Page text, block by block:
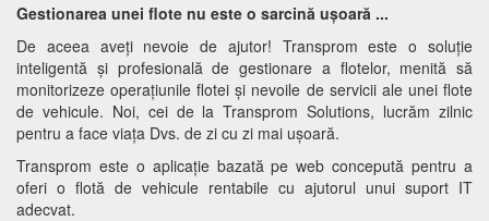
Gestionarea unei flote nu este o sarcină ușoară ...
De aceea aveți nevoie de ajutor! Transprom este o soluție
inteligentă și profesională de gestionare a flotelor, menită să
monitorizeze operațiunile flotei și nevoile de servicii ale unei flote
de vehicule. Noi, cei de la Transprom Solutions, lucrăm zilnic
pentru a face viaţa Dvs. de zi cu zi mai ușoară.
Transprom este o aplicație bazată pe web concepută pentru a
oferi o flotă de vehicule rentabile cu ajutorul unui suport IT
adecvat.